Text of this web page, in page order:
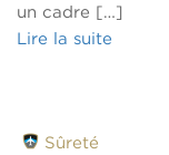
un cadre […]
Lire la suite
Sûreté